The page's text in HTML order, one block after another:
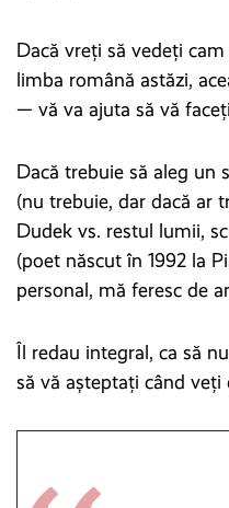
Dacă vreți să vedeți
limba română astăzi,
— vă va ajuta să vă
Dacă trebuie să aleg
(nu trebuie, dar dacă ar
Dudek vs. restul lumii,
(poet născut în 1992 la
personal, mă feresc de
Îl redau integral, ca să
să vă așteptați când veți